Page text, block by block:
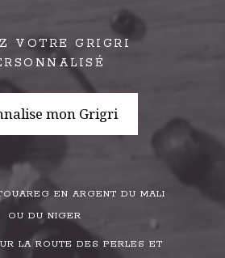
VOTRE GRIGRI
mon Grigri
EN ARGENT DU MALI
OU DU NIGER
LA ROUTE DES PERLES ET